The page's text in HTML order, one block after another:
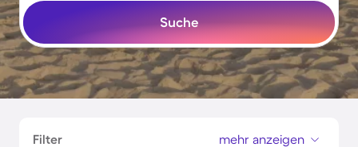
Suche
Filter mehr anzeigen